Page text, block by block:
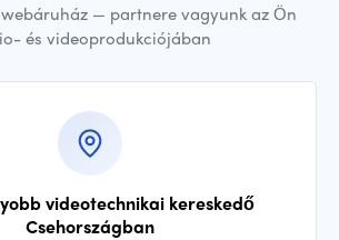
— partnere vagyunk az Ön
és videoprodukciójában
videotechnikai kereskedő
Csehországban